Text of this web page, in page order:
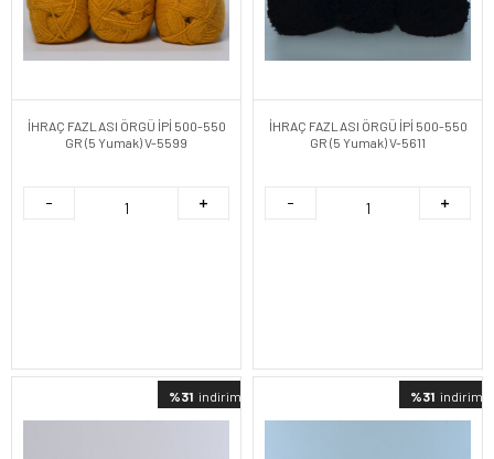
İHRAÇ FAZLASI ÖRGÜ İPİ 500-550
GR (5 Yumak) V-5599
İHRAÇ FAZLASI ÖRGÜ İPİ 500-550
GR (5 Yumak) V-5611
%31 indirimli %31 indirimli